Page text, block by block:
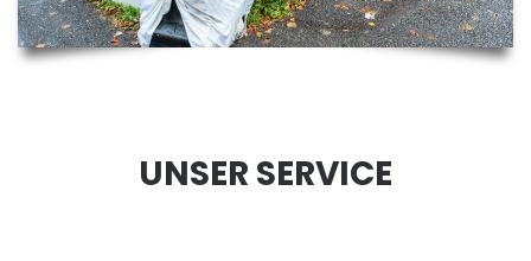
UNSER SERVICE